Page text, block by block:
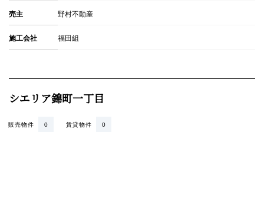
売主 野村不動産
施工会社 福田組
シエリア錦町一丁目
賃貸物件 0
販売物件 0